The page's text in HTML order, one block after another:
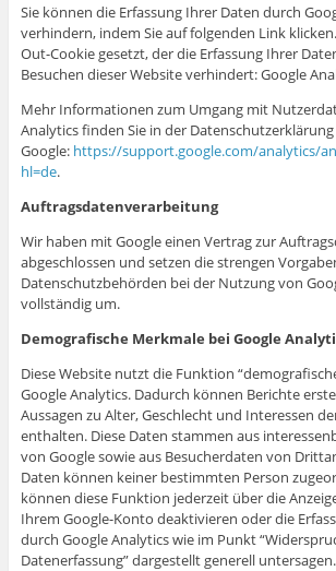
Sie können die Erfassung Ihrer Daten durch
verhindern, indem Sie auf folgenden Link
Out-Cookie gesetzt, der die Erfassung Ihrer
Besuchen dieser Website verhindert: Google
Mehr Informationen zum Umgang mit
Analytics finden Sie in der
Google: https://support.google.com/analytics/
hl=de.
Auftragsdatenverarbeitung
Wir haben mit Google einen Vertrag zur
abgeschlossen und setzen die strengen
Datenschutzbehörden bei der Nutzung von
vollständig um.
Demografische Merkmale bei Google
Diese Website nutzt die Funktion
Google Analytics. Dadurch können Berichte
Aussagen zu Alter, Geschlecht und Interessen
enthalten. Diese Daten stammen aus
von Google sowie aus Besucherdaten von
Daten können keiner bestimmten Person
können diese Funktion jederzeit über die
Ihrem Google-Konto deaktivieren oder die
durch Google Analytics wie im Punkt
Datenerfassung” dargestellt generell untersagen.